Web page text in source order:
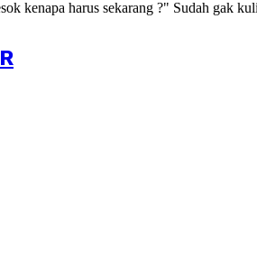
kenapa harus sekarang ?" Sudah gak